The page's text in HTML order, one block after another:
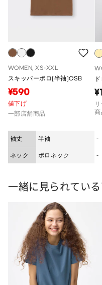
WOMEN, XS-XXL
スキッパーポロ(半袖)OSB
¥590
値下げ
一部店舗商品
袖丈 半袖
ネック ポロネック
商
-
-
一緒に見られてい